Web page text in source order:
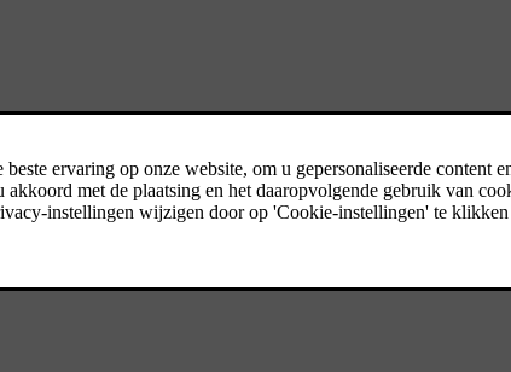
die is ontworpen voor alles